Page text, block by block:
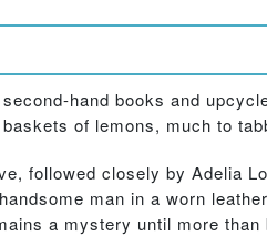
hand books and
of lemons, much to
followed closely by Adelia
man in a worn
a mystery until more than